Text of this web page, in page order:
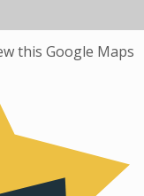
this Google Maps